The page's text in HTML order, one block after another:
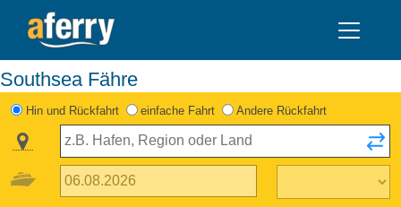
Southsea Fähre
Hin und Rückfahrt einfache Fahrt Andere Rückfahrt